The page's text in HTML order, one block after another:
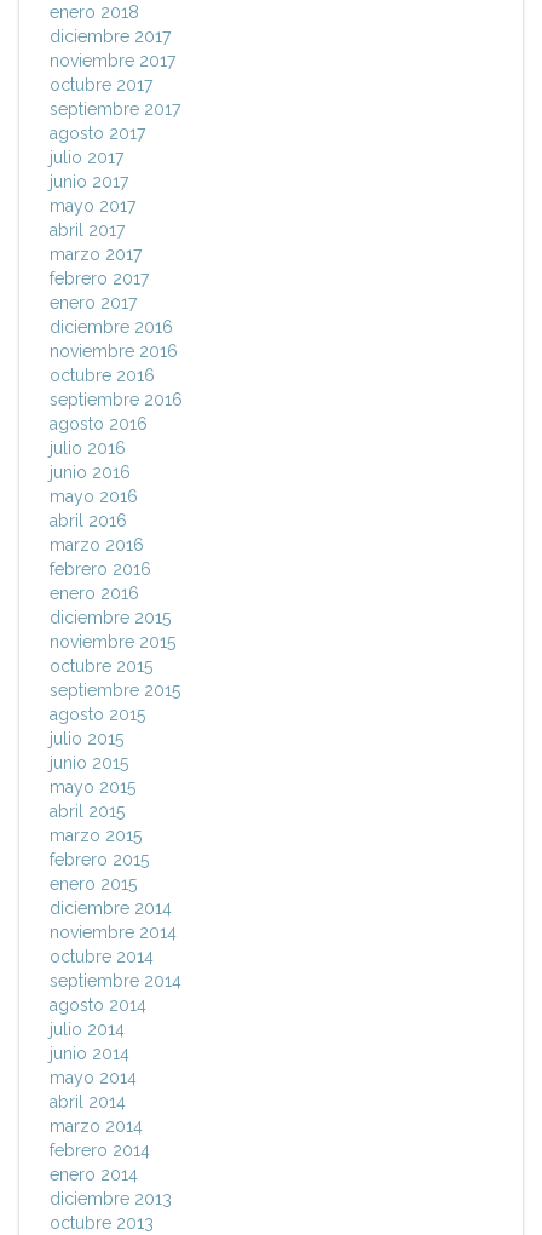
enero 2018
diciembre 2017
noviembre 2017
octubre 2017
septiembre 2017
agosto 2017
julio 2017
junio 2017
mayo 2017
abril 2017
marzo 2017
febrero 2017
enero 2017
diciembre 2016
noviembre 2016
octubre 2016
septiembre 2016
agosto 2016
julio 2016
junio 2016
mayo 2016
abril 2016
marzo 2016
febrero 2016
enero 2016
diciembre 2015
noviembre 2015
octubre 2015
septiembre 2015
agosto 2015
julio 2015
junio 2015
mayo 2015
abril 2015
marzo 2015
febrero 2015
enero 2015
diciembre 2014
noviembre 2014
octubre 2014
septiembre 2014
agosto 2014
julio 2014
junio 2014
mayo 2014
abril 2014
marzo 2014
febrero 2014
enero 2014
diciembre 2013
octubre 2013